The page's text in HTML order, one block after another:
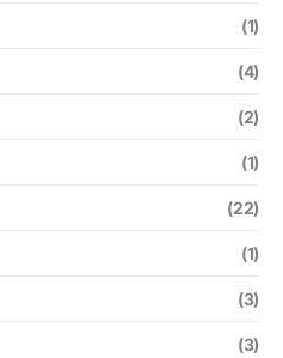
(1)
(4)
(2)
(1)
(22)
(1)
(3)
(3)